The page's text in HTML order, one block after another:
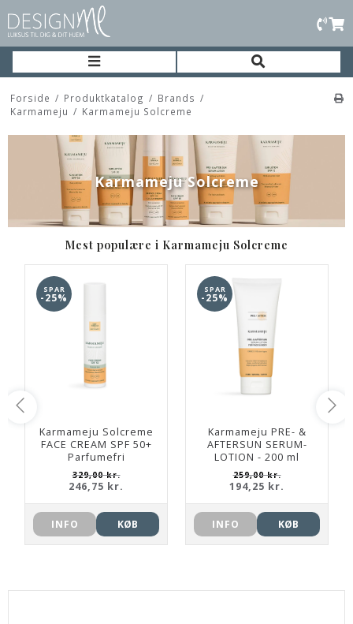
Forside / Produktkatalog / Brands /
Karmameju / Karmameju Solcreme
Karmameju Solcreme
Mest populære i Karmameju Solcreme
SPAR
-25%
Karmameju Solcreme
FACE CREAM SPF 50+
Parfumefri
329,00 kr.
246,75 kr.
INFO KØB
SPAR
-25%
Karmameju PRE- &
AFTERSUN SERUM-
LOTION - 200 ml
259,00 kr.
194,25 kr.
INFO KØB